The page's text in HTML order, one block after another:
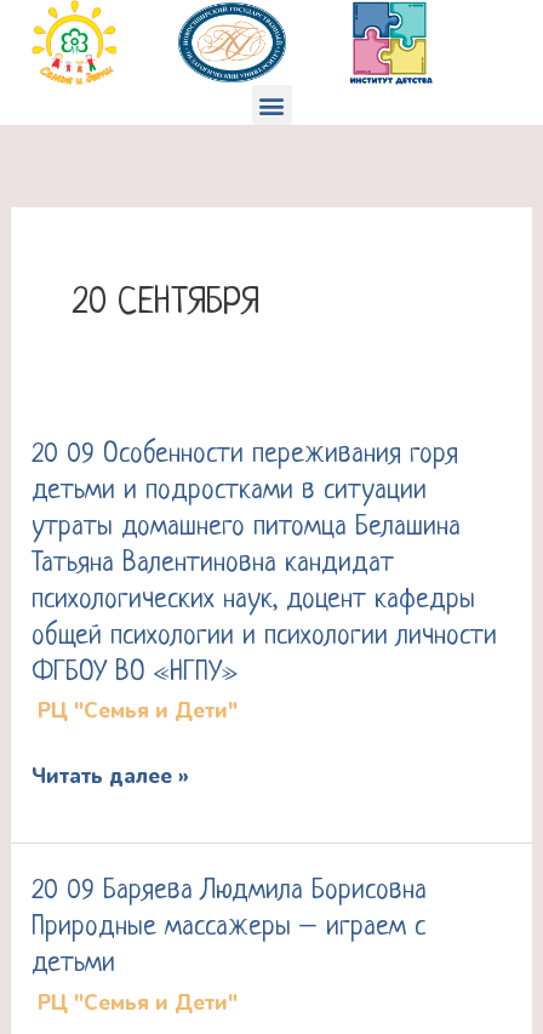
Перейти
содержимому
Меню
20 СЕНТЯБРЯ
20 09 Особенности переживания горя
детьми и подростками в ситуации
утраты домашнего питомца Белашина
Татьяна Валентиновна кандидат
психологических наук, доцент кафедры
общей психологии и психологии личности
ФГБОУ ВО «НГПУ»
РЦ "Семья и Дети"
20
09
Особенности
переживания
горя
детьми
и
подростками
ситуации
питомца
Белашина
Татьяна
Валентиновна
Читать далее »
20 09 Баряева Людмила Борисовна
Природные массажеры – играем с
детьми
РЦ "Семья и Дети"
20
09
Баряева
Людмила